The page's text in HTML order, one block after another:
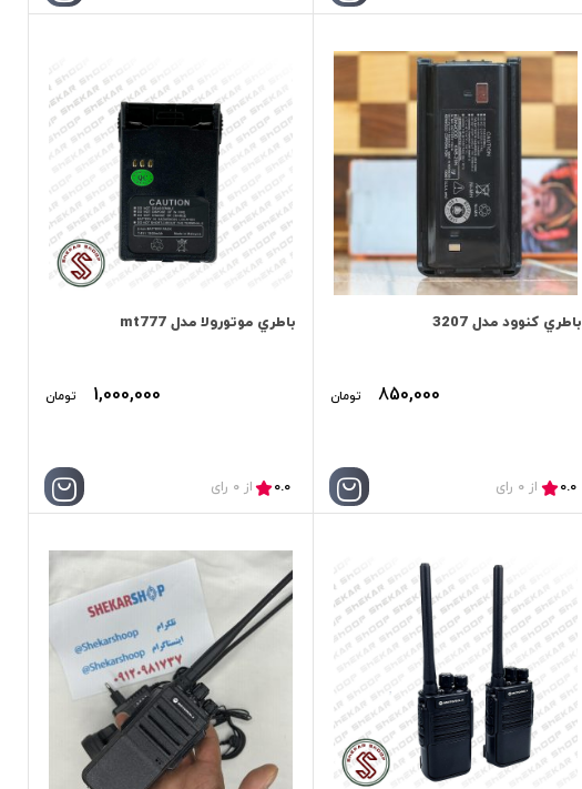
باطري كنوود مدل 3207
850,000 تومان
0.0 از 0 رای
باطري موتورولا مدل mt777
1,000,000 تومان
0.0 از 0 رای